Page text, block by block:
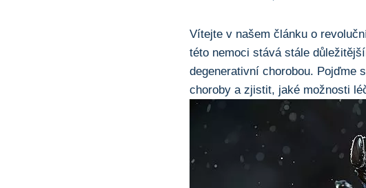
Vítejte v našem článku o
této nemoci stává stále
degenerativní chorobou. Pojďme
choroby a zjistit, jaké možnosti